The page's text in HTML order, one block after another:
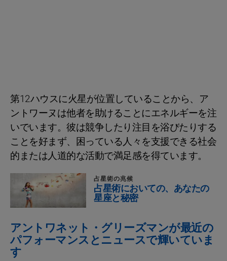
第12ハウスに火星が位置していることから、ア
ントワーヌは他者を助けることにエネルギーを注
いでいます。彼は競争したり注目を浴びたりする
ことを好まず、困っている人々を支援できる社会
的または人道的な活動で満足感を得ています。
占星術の兆候
占星術においての、あなたの
星座と秘密
アントワネット・グリーズマンが最近の
パフォーマンスとニュースで輝いていま
す